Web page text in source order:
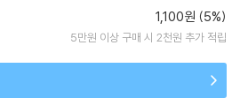
1,100원 (5%)
5만원 이상 구매 시 2천원 추가 적립